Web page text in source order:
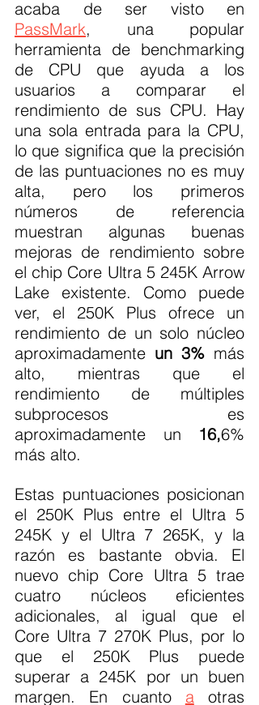
PassMark, una popular
herramienta de benchmarking
de CPU que ayuda a los
usuarios a comparar el
rendimiento de sus CPU. Hay
una sola entrada para la CPU,
lo que significa que la precisión
de las puntuaciones no es muy
alta, pero los primeros
números de referencia
muestran algunas buenas
mejoras de rendimiento sobre
el chip Core Ultra 5 245K Arrow
Lake existente. Como puede
ver, el 250K Plus ofrece un
rendimiento de un solo núcleo
aproximadamente un 3% más
alto, mientras que el
rendimiento de múltiples
subprocesos es
aproximadamente un 16,6%
más alto.
Estas puntuaciones posicionan
el 250K Plus entre el Ultra 5
245K y el Ultra 7 265K, y la
razón es bastante obvia. El
nuevo chip Core Ultra 5 trae
cuatro núcleos eficientes
adicionales, al igual que el
Core Ultra 7 270K Plus, por lo
que el 250K Plus puede
superar a 245K por un buen
margen. En cuanto a otras